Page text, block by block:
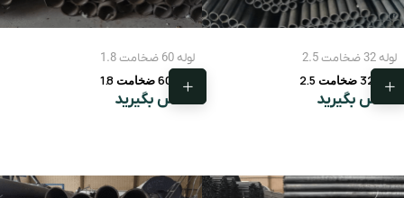
لوله 32 ضخامت 2.5
لوله 32 ضخامت 2.5
تماس بگیرید
لوله 60 ضخامت 1.8
لوله 60 ضخامت 1.8
تماس بگیرید